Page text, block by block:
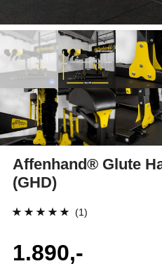
Affenhand® Glute
(GHD)
5.00
von 5,
(1)
1.890,-